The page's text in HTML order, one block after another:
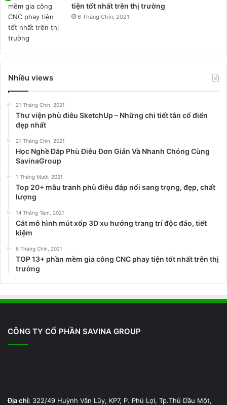
tiện tốt nhất trên thị trường
6 Tháng Chín, 2021
Nhiều views
21 Tháng Chín, 2021
Thư viện phù điêu SketchUp – Những chi tiết tân cổ điển
đẹp nhất
21 Tháng Chín, 2021
Học Nghề Đắp Phù Điêu Đơn Giản Và Nhanh Chóng Cùng
SavinaGroup
1 Tháng Mười, 2021
Top 20+ mẫu tranh phù điêu đắp nổi sang trọng, đẹp, chất
lượng
14 Tháng Tám, 2021
Cắt mô hình mút xốp 3D xu hướng trang trí độc đáo, tiết
kiệm
6 Tháng Chín, 2021
TOP 13+ phần mềm gia công CNC phay tiện tốt nhất trên thị
trường
CÔNG TY CỔ PHẦN SAVINA GROUP
Địa chỉ: 322/49 Huỳnh Văn Lũy, KP7, P. Phú Lợi, Tp.Thủ Dầu Một,